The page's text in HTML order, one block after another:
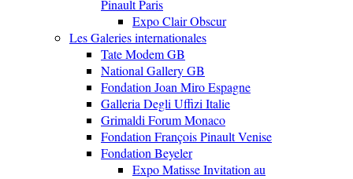
Pinault Paris
Expo Clair Obscur
Les Galeries internationales
Tate Modem GB
National Gallery GB
Fondation Joan Miro Espagne
Galleria Degli Uffizi Italie
Grimaldi Forum Monaco
Fondation François Pinault Venise
Fondation Beyeler
Expo Matisse Invitation au